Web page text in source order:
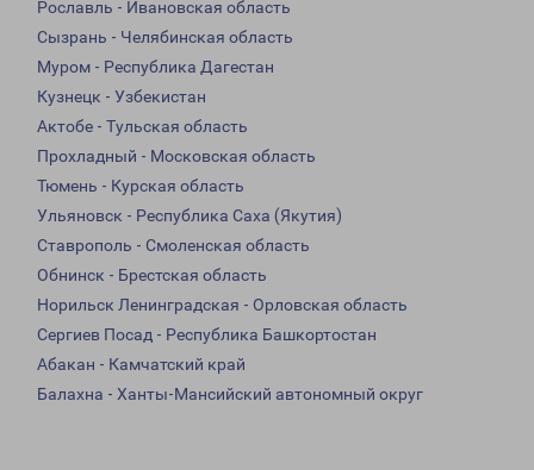
Рославль - Ивановская область
Сызрань - Челябинская область
Муром - Республика Дагестан
Кузнецк - Узбекистан
Актобе - Тульская область
Прохладный - Московская область
Тюмень - Курская область
Ульяновск - Республика Саха (Якутия)
Ставрополь - Смоленская область
Обнинск - Брестская область
Норильск Ленинградская - Орловская область
Сергиев Посад - Республика Башкортостан
Абакан - Камчатский край
Балахна - Ханты-Мансийский автономный округ